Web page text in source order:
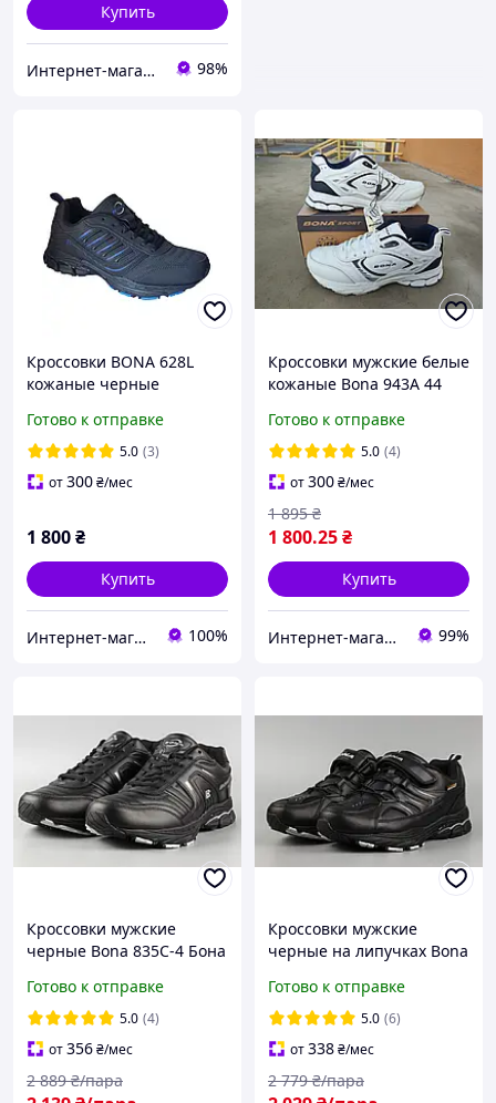
Купить
Интернет-магазин "Streetmoda" 98%
Кроссовки BONA 628L
кожаные черные
Готово к отправке
5.0 (3)
от300₴/мес
1 800₴
Купить
Интернет-магазин "Престиж" 100%
Кроссовки мужские белые
кожаные Bona 943A 44
Готово к отправке
5.0 (4)
от300₴/мес
1 800.25₴
1 895 ₴
Купить
Интернет-магазин обуви "shoescomfort" 99%
Кроссовки мужские
черные Bona 835C-4 Бона
Размеры 47
Готово к отправке
5.0 (4)
от356₴/мес
2 889 ₴/пара
Кроссовки мужские
черные на липучках Bona
45
Готово к отправке
5.0 (6)
от338₴/мес
2 779 ₴/пара